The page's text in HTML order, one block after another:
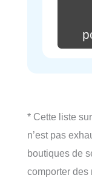
* Cette liste
n’est pas
boutiques de
comporter des